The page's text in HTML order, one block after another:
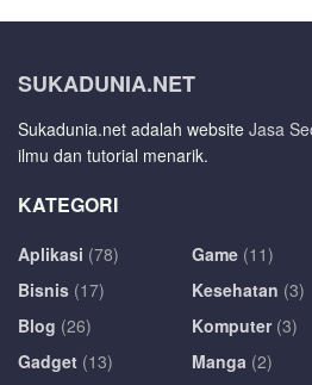
SUKADUNIA.NET
Sukadunia.net adalah website Jasa
ilmu dan tutorial menarik.
KATEGORI
Aplikasi (78)
Bisnis (17)
Blog (26)
Gadget (13)
Game (11)
Kesehatan (3)
Komputer(3)
Manga (2)